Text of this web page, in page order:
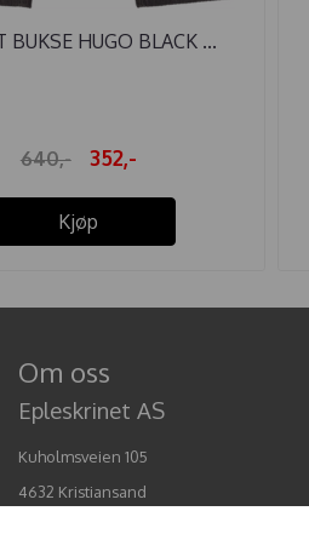
BUKSE HUGO BLACK ...
640,- 352,-
Kjøp
Om oss
Epleskrinet AS
Kuholmsveien 105
4632 Kristiansand